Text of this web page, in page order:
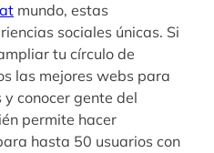
mundo, estas
sociales únicas. Si
tu círculo de
las mejores webs para
conocer gente del
permite hacer
hasta 50 usuarios con